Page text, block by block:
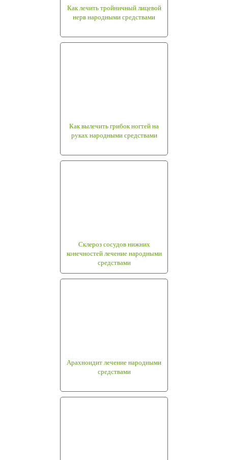
Как лечить тройничный лицевой
нерв народными средствами
Как вылечить грибок ногтей на
руках народными средствами
Склероз сосудов нижних
конечностей лечение народными
средствами
Арахноидит лечение народными
средствами